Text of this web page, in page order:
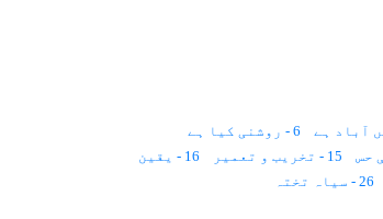
6 - روشنی کیا ہے
15 - تخریب و تعمیر
16 - یقین
26 - سیاہ تختہ